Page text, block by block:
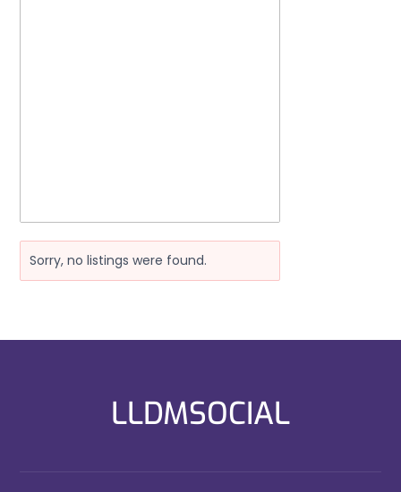
Sorry, no listings were found.
LLDMSOCIAL